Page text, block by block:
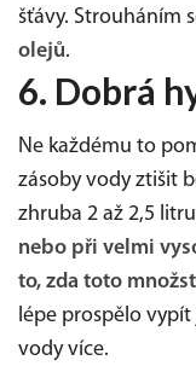
šťávy. Strouháním
olejů.
6. Dobrá
Ne každému to
zásoby vody ztišit
zhruba 2 až 2,5
nebo při velmi
to, zda toto
lépe prospělo
vody více.